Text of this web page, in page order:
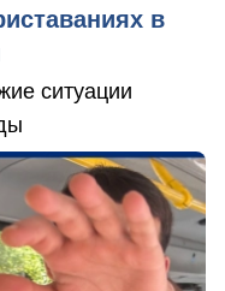
в
ситуации